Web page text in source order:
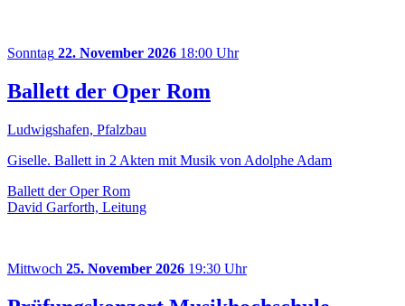
Sonntag 22. November 2026 18:00 Uhr
Ballett der Oper Rom
Ludwigshafen, Pfalzbau
Giselle. Ballett in 2 Akten mit Musik von Adolphe Adam
Ballett der Oper Rom
David Garforth, Leitung
Mittwoch 25. November 2026 19:30 Uhr